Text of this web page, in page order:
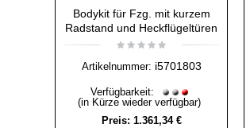
Bodykit für Fzg. mit kurzem
Radstand und Heckflügeltüren
Artikelnummer: i5701803
Verfügbarkeit:
(in Kürze wieder verfügbar)
Preis: 1.361,34 €